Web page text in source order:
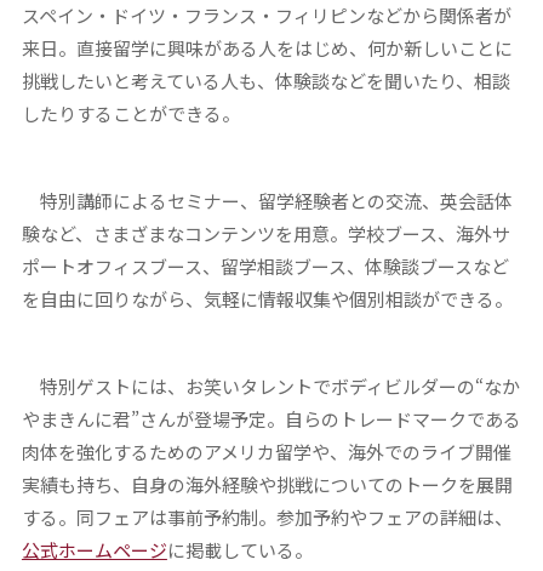
スペイン・ドイツ・フランス・フィリピンなどから関係者が
来日。直接留学に興味がある人をはじめ、何か新しいことに
挑戦したいと考えている人も、体験談などを聞いたり、相談
したりすることができる。
特別講師によるセミナー、留学経験者との交流、英会話体
験など、さまざまなコンテンツを用意。学校ブース、海外サ
ポートオフィスブース、留学相談ブース、体験談ブースなど
を自由に回りながら、気軽に情報収集や個別相談ができる。
特別ゲストには、お笑いタレントでボディビルダーの“なか
やまきんに君”さんが登場予定。自らのトレードマークである
肉体を強化するためのアメリカ留学や、海外でのライブ開催
実績も持ち、自身の海外経験や挑戦についてのトークを展開
する。同フェアは事前予約制。参加予約やフェアの詳細は、
公式ホームページに掲載している。